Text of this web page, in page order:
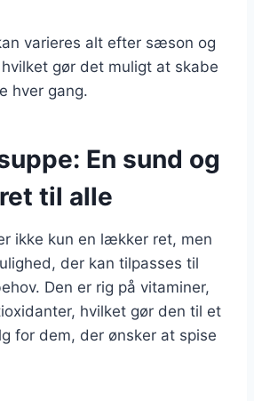
varieres alt efter sæson og
gør det muligt at skabe
hver gang.
En sund og
til alle
ikke kun en lækker ret, men
der kan tilpasses til
Den er rig på vitaminer,
hvilket gør den til et
for dem, der ønsker at spise